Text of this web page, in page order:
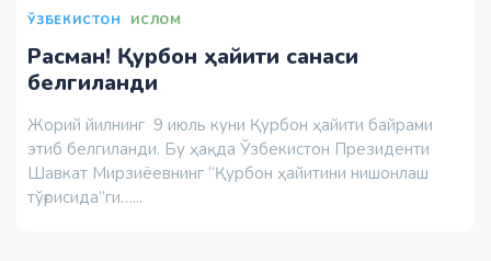
ЎЗБЕКИСТОН ИСЛОМ
Расман! Қурбон ҳайити санаси
белгиланди
Жорий йилнинг 9 июль куни Қурбон ҳайити байрами
этиб белгиланди. Бу ҳақда Ўзбекистон Президенти
Шавкат Мирзиёевнинг “Қурбон ҳайитини нишонлаш
тўғрисида”ги…...